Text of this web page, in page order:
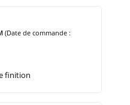
(Date de commande :
finition